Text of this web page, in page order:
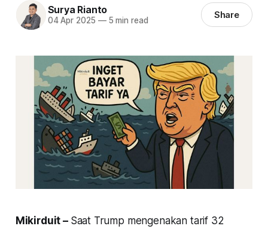
Surya Rianto
04 Apr 2025 —5 min read Share
Mikirduit – Saat Trump mengenakan tarif 32